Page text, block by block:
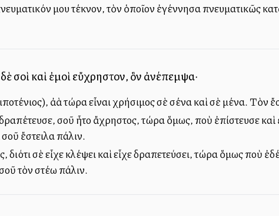
μου τέκνον, τὸν ὁποῖον ἐγέννησα πνευματικῶς
σοὶ καὶ ἐμοὶ εὔχρηστον, ὃν ἀνέπεμψα·
ἀλλὰ τώρα εἶναι χρήσιμος σὲ σένα καὶ σὲ μένα. Τὸν
σοῦ ἦτο ἄχρηστος, τώρα ὅμως, ποὺ ἐπίστευσε καὶ
ἔστειλα πάλιν.
διότι σὲ εἶχε κλέψει καὶ εἶχε δραπετεύσει, τώρα ὅμως ποὺ
τὸν στέλλω πάλιν.